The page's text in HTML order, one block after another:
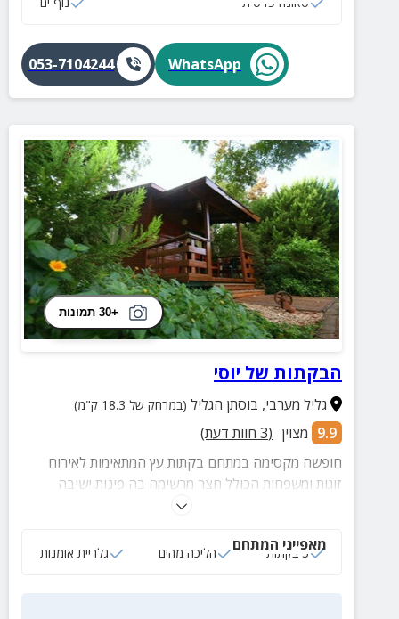
WhatsApp
053-7104244
+30 תמונות
הבקתות של יוסי
גליל מערבי, בוסתן הגליל (במרחק של 18.3 ק"מ)
9.9 מצוין (
3 חוות דעת)
חופשה מקסימה במתחם בקתות עץ המתאימות לאירוח
זוגות ומשפחות הכולל חצר מרשימה בה פינות ישיבה
נעימות וליהנות מגלריית אומנות במקום עם מיצגים
מאפייני המתחם
3 בקתות הליכה מהים גלריית אומנות